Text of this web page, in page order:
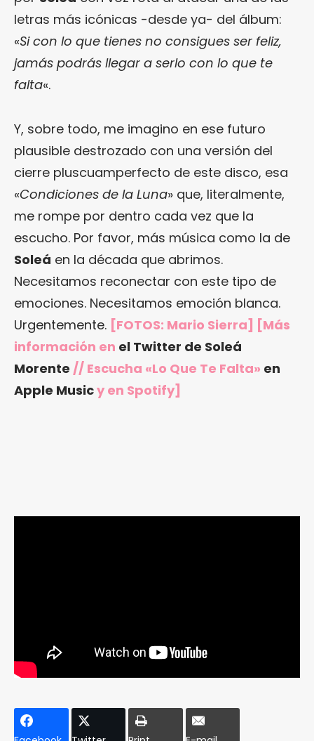
letras más icónicas -desde ya- del álbum:
«Si con lo que tienes no consigues ser feliz,
jamás podrás llegar a serlo con lo que te
falta«.
Y, sobre todo, me imagino en ese futuro
plausible destrozado con una versión del
cierre pluscuamperfecto de este disco, esa
«Condiciones de la Luna» que, literalmente,
me rompe por dentro cada vez que la
escucho. Por favor, más música como la de
Soleá en la década que abrimos.
Necesitamos reconectar con este tipo de
emociones. Necesitamos emoción blanca.
Urgentemente. [FOTOS: Mario Sierra] [Más
información en el Twitter de Soleá
Morente // Escucha «Lo Que Te Falta» en
Apple Musicy en Spotify]